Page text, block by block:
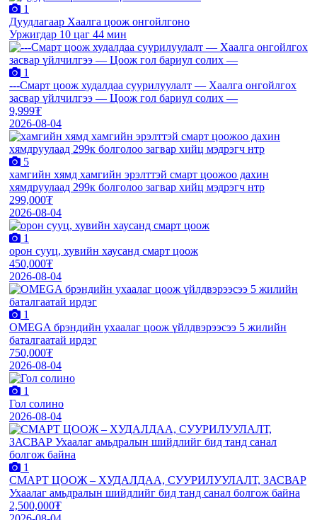
1
Дуудлагаар Хаалга цоож онгойлгоно
Уржигдар 10 цаг 44 мин
1
---Смарт цоож худалдаа суурилуулалт — Хаалга онгойлгох
засвар үйлчилгээ — Цоож гол бариул солих —
9,999₮
2026-08-04
5
хамгийн хямд хамгийн эрэлттэй смарт цоожоо дахин
хямдруулаад 299к болголоо загвар хийц мэдрэгч нтр
299,000₮
2026-08-04
1
орон сууц, хувийн хаусанд смарт цоож
450,000₮
2026-08-04
1
OMEGA брэндийн ухаалаг цоож үйлдвэрээсээ 5 жилийн
баталгаатай ирдэг
750,000₮
2026-08-04
1
Гол солино
2026-08-04
1
СМАРТ ЦООЖ – ХУДАЛДАА, СУУРИЛУУЛАЛТ, ЗАСВАР
Ухаалаг амьдралын шийдлийг бид танд санал болгож байна
2,500,000₮